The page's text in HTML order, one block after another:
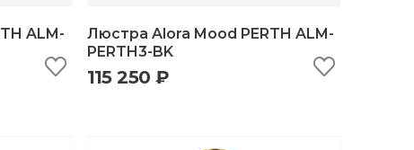
ALM-
быстрый просмотр
Люстра Alora Mood PERTH ALM-
PERTH3-BK
115 250 ₽